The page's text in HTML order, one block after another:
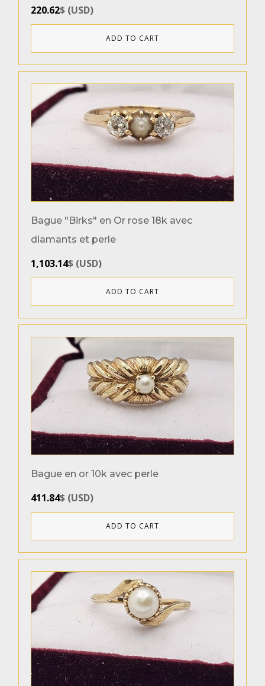
220.62$ (USD)
ADD TO CART
Bague "Birks" en Or rose 18k avec
diamants et perle
1,103.14$ (USD)
ADD TO CART
Bague en or 10k avec perle
411.84$ (USD)
ADD TO CART